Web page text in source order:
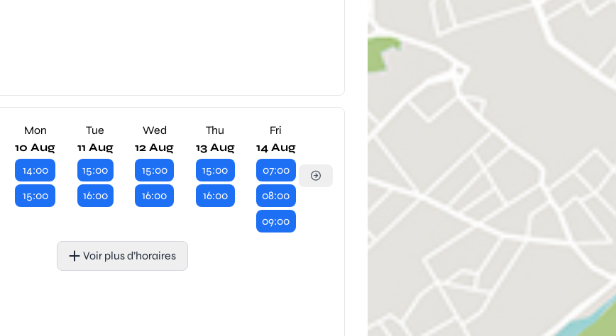
Mon
10 Aug
14:00
15:00
Tue
11 Aug
15:00
16:00
Wed
12 Aug
15:00
16:00
Thu
13 Aug
15:00
16:00
Fri
14 Aug
07:00
08:00
09:00
Voir plus d’horaires